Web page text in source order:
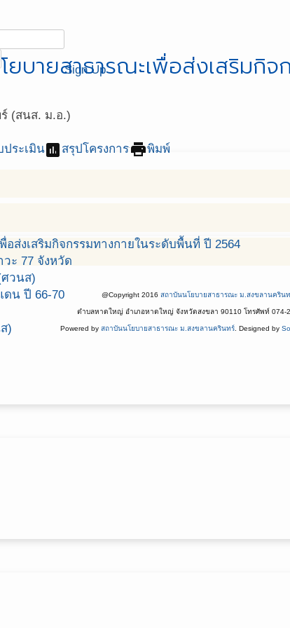
Sign Up
ส่งเสริมกิจกรรมทางกายในระดับพื้นที่ ปี 2564
ะ 77 จังหวัด
วนส)
น ปี 66-70
)
ยบายสาธารณะเพื่อส่งเสริมกิ
(สนส. ม.อ.)
ประเมินassessment สรุปโครงการprintพิมพ์
@Copyright 2016 สถาบันนโยบายสาธารณะ ม.สงขลานคริน
ตำบลหาดใหญ่ อำเภอหาดใหญ่ จังหวัดสงขลา 90110 โทรศัพท์ 074-
Powered by สถาบันนโยบายสาธารณะ ม.สงขลานครินทร์ . Designed by